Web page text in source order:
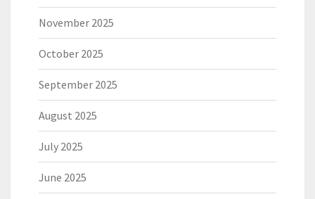
November 2025
October 2025
September 2025
August 2025
July 2025
June 2025